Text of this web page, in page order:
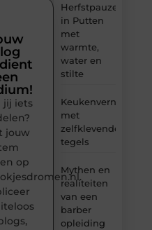
Herfstpauze
in Putten
met
warmte,
water en
stilte
met
zelfklevende
tegels
Mythen en
realiteiten
van een
barber
opleiding
jij iets
jouw
op